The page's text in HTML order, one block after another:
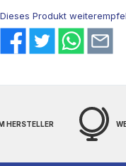
Dieses Produkt
HERSTELLER